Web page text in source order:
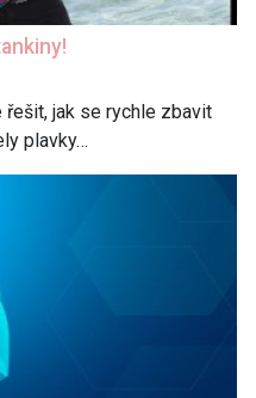
řešit, jak se rychle zbavit
plavky…